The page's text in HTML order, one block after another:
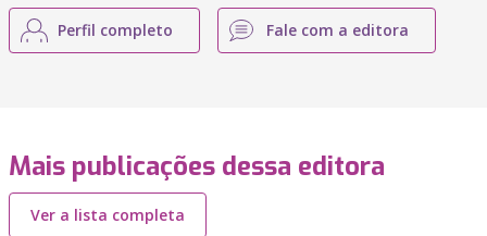
Perfil completo Fale com a editora
Mais publicações dessa editora
Ver a lista completa